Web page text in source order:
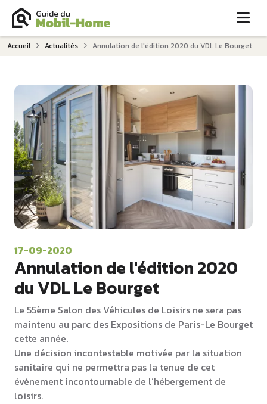
Accueil Actualités Annulation de l'édition 2020 du VDL Le Bourget
17-09-2020
Annulation de l'édition 2020
du VDL Le Bourget
Le 55ème Salon des Véhicules de Loisirs ne sera pas
maintenu au parc des Expositions de Paris-Le Bourget
cette année.
Une décision incontestable motivée par la situation
sanitaire qui ne permettra pas la tenue de cet
évènement incontournable de l’hébergement de
loisirs.